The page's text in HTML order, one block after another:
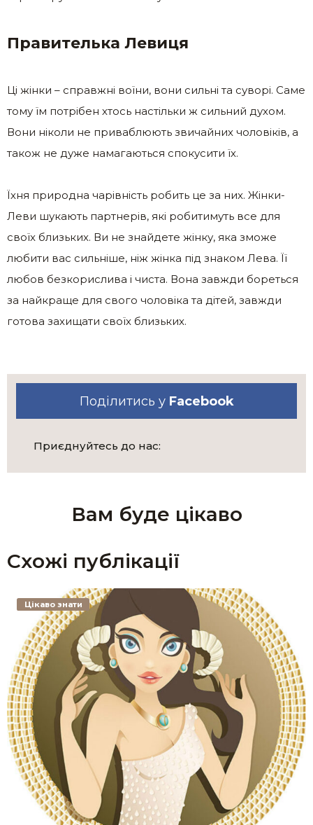
Правителька Левиця
Ці жінки – справжні воїни, вони сильні та суворі. Саме
тому їм потрібен хтось настільки ж сильний духом.
Вони ніколи не приваблюють звичайних чоловіків, а
також не дуже намагаються спокусити їх.
Їхня природна чарівність робить це за них. Жінки-
Леви шукають партнерів, які робитимуть все для
своїх близьких. Ви не знайдете жінку, яка зможе
любити вас сильніше, ніж жінка під знаком Лева. Її
любов безкорислива і чиста. Вона завжди бореться
за найкраще для свого чоловіка та дітей, завжди
готова захищати своїх близьких.
Поділитись у Facebook
Приєднуйтесь до нас:
Вам буде цікаво
Схожі публікації
Цікаво знати